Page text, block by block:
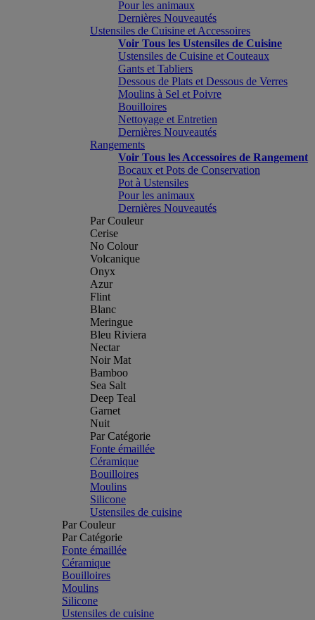
Pour les animaux
Dernières Nouveautés
Ustensiles de Cuisine et Accessoires
Voir Tous les Ustensiles de Cuisine
Ustensiles de Cuisine et Couteaux
Gants et Tabliers
Dessous de Plats et Dessous de Verres
Moulins à Sel et Poivre
Bouilloires
Nettoyage et Entretien
Dernières Nouveautés
Rangements
Voir Tous les Accessoires de Rangement
Bocaux et Pots de Conservation
Pot à Ustensiles
Pour les animaux
Dernières Nouveautés
Par Couleur
Cerise
No Colour
Volcanique
Onyx
Azur
Flint
Blanc
Meringue
Bleu Riviera
Nectar
Noir Mat
Bamboo
Sea Salt
Deep Teal
Garnet
Nuit
Par Catégorie
Fonte émaillée
Céramique
Bouilloires
Moulins
Silicone
Ustensiles de cuisine
Par Couleur
Par Catégorie
Fonte émaillée
Céramique
Bouilloires
Moulins
Silicone
Ustensiles de cuisine